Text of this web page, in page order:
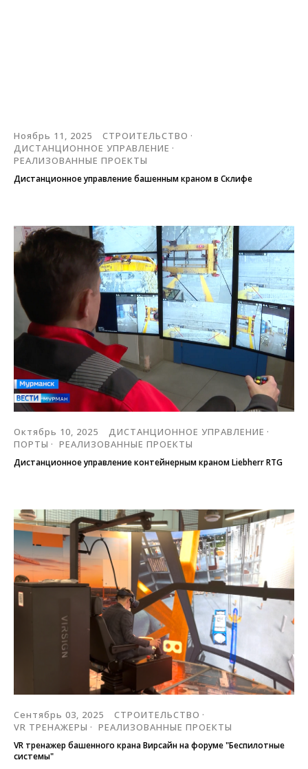
Ноябрь 11, 2025
СТРОИТЕЛЬСТВО
ДИСТАНЦИОННОЕ УПРАВЛЕНИЕ
РЕАЛИЗОВАННЫЕ ПРОЕКТЫ
Дистанционное управление башенным краном в Склифе
Октябрь 10, 2025
ДИСТАНЦИОННОЕ УПРАВЛЕНИЕ
ПОРТЫ
РЕАЛИЗОВАННЫЕ ПРОЕКТЫ
Дистанционное управление контейнерным краном Liebherr RTG
Сентябрь 03, 2025
СТРОИТЕЛЬСТВО
VR ТРЕНАЖЕРЫ
РЕАЛИЗОВАННЫЕ ПРОЕКТЫ
VR тренажер башенного крана Вирсайн на форуме "Беспилотные
системы"